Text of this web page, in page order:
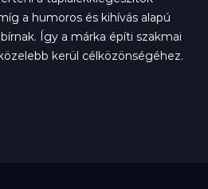
a humoros és kihívás alapú
Így a márka építi szakmai
kerül célközönségéhez.